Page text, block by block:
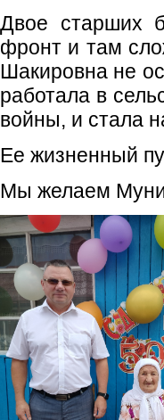
Двое старших
фронт и там
Шакировна не
работала в
войны, и стала
Ее жизненный
Мы желаем